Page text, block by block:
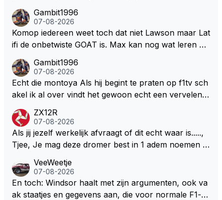
een bocht zegt helemaal niets, dus wat dat betreft h
eeft hij sowieso gelijk 😂.
Gambit1996
07-08-2026
Komop iedereen weet toch dat niet Lawson maar Lat
ifi de onbetwiste GOAT is. Max kan nog wat leren va
milton, hahahaha. Latifi pakt ze allemaal met de oge
n dicht met als onbetwiste nummer 2 of GOATINES
S Lawson natuurlijk 😂😂😂😂😂
Gambit1996
07-08-2026
Echt die montoya Als hij begint te praten op f1tv sch
akel ik al over vindt het gewoon echt een vervelend
weet 🤮🤮
ZX12R
07-08-2026
Als jij jezelf werkelijk afvraagt of dit echt waar is.....,
Tjee, Je mag deze dromer best in 1 adem noemen m
aar voordragen uit eigen geest. Kan mij voorstellen d
at je het leuk vindt sprookjes te luisteren maar heb jij
jezelf dan ook wel eens afgevraagd of de dappere b
VeeWeetje
07-08-2026
En toch: Windsor haalt met zijn argumenten, ook va
ak staatjes en gegevens aan, die voor normale F1-fa